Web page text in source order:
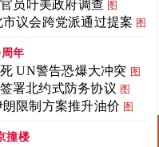
员吁美政府调查 图
议会跨党派通过提案 图
年
UN警告恐爆大冲突 图
署北约式防务协议 图
限制方案推升油价 图
撞楼